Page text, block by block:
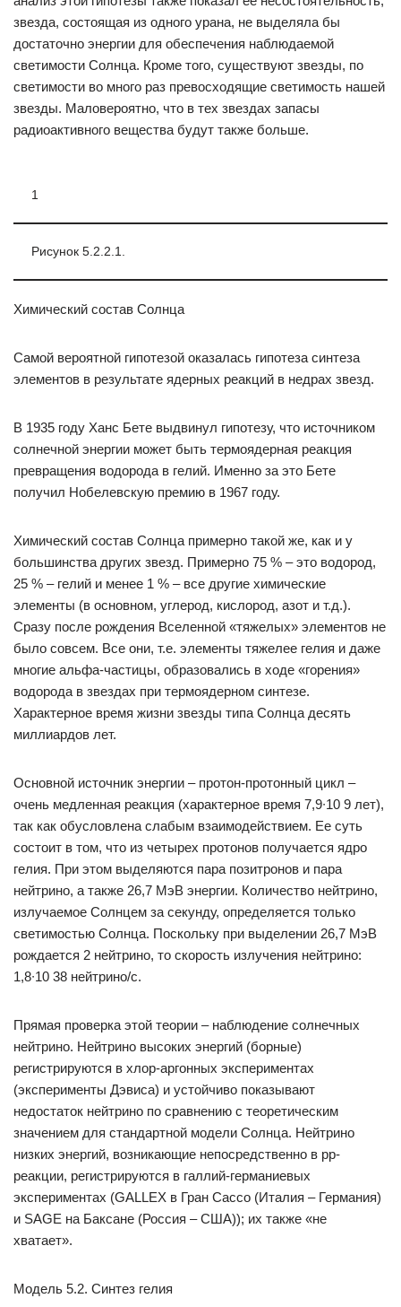
звезда, состоящая из одного урана, не выделяла бы
достаточно энергии для обеспечения наблюдаемой
светимости Солнца. Кроме того, существуют звезды, по
светимости во много раз превосходящие светимость нашей
звезды. Маловероятно, что в тех звездах запасы
радиоактивного вещества будут также больше.
1
Рисунок 5.2.2.1.
Химический состав Солнца
Самой вероятной гипотезой оказалась гипотеза синтеза
элементов в результате ядерных реакций в недрах звезд.
В 1935 году Ханс Бете выдвинул гипотезу, что источником
солнечной энергии может быть термоядерная реакция
превращения водорода в гелий. Именно за это Бете
получил Нобелевскую премию в 1967 году.
Химический состав Солнца примерно такой же, как и у
большинства других звезд. Примерно 75 % – это водород,
25 % – гелий и менее 1 % – все другие химические
элементы (в основном, углерод, кислород, азот и т.д.).
Сразу после рождения Вселенной «тяжелых» элементов не
было совсем. Все они, т.е. элементы тяжелее гелия и даже
многие альфа-частицы, образовались в ходе «горения»
водорода в звездах при термоядерном синтезе.
Характерное время жизни звезды типа Солнца десять
миллиардов лет.
Основной источник энергии – протон-протонный цикл –
очень медленная реакция (характерное время 7,9∙10 9 лет),
так как обусловлена слабым взаимодействием. Ее суть
состоит в том, что из четырех протонов получается ядро
гелия. При этом выделяются пара позитронов и пара
нейтрино, а также 26,7 МэВ энергии. Количество нейтрино,
излучаемое Солнцем за секунду, определяется только
светимостью Солнца. Поскольку при выделении 26,7 МэВ
рождается 2 нейтрино, то скорость излучения нейтрино:
1,8∙10 38 нейтрино/с.
Прямая проверка этой теории – наблюдение солнечных
нейтрино. Нейтрино высоких энергий (борные)
регистрируются в хлор-аргонных экспериментах
(эксперименты Дэвиса) и устойчиво показывают
недостаток нейтрино по сравнению с теоретическим
значением для стандартной модели Солнца. Нейтрино
низких энергий, возникающие непосредственно в рр-
реакции, регистрируются в галлий-германиевых
экспериментах (GALLEX в Гран Сассо (Италия – Германия)
и SAGE на Баксане (Россия – США)); их также «не
хватает».
Модель 5.2. Синтез гелия